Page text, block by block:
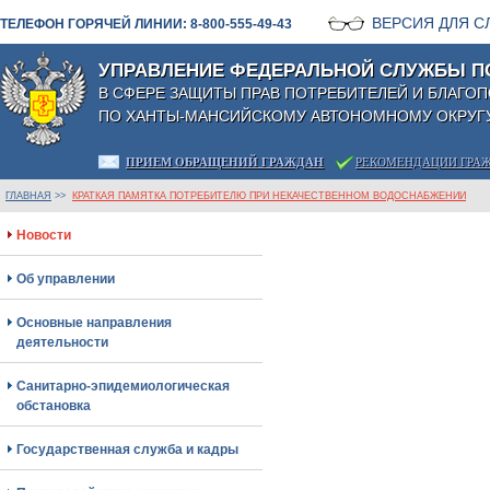
ТЕЛЕФОН ГОРЯЧЕЙ ЛИНИИ: 8-800-555-49-43 ВЕРСИЯ ДЛЯ
УПРАВЛЕНИЕ ФЕДЕРАЛЬНОЙ СЛУЖБЫ
В СФЕРЕ ЗАЩИТЫ ПРАВ ПОТРЕБИТЕЛЕЙ И
ПО ХАНТЫ-МАНСИЙСКОМУ АВТОНОМНОМУ
ПРИЕМ ОБРАЩЕНИЙ ГРАЖДАН РЕКОМЕНДАЦИИ
ГЛАВНАЯ >> КРАТКАЯ ПАМЯТКА ПОТРЕБИТЕЛЮ ПРИ НЕКАЧЕСТВЕННОМ ВОДОСНАБЖЕНИИ
Новости
Об управлении
Основные направления
деятельности
Санитарно-эпидемиологическая
обстановка
Государственная служба и кадры